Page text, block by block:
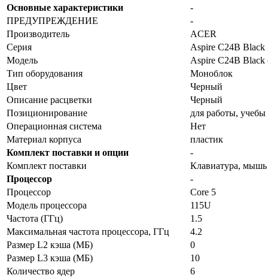
Основные характеристики
-
ПРЕДУПРЕЖДЕНИЕ
-
Производитель
ACER
Серия
Aspire C24B Black
Модель
Aspire C24B
Тип оборудования
Моноблок
Цвет
Черный
Описание расцветки
Черный
Позиционирование
для работы, учебы
Операционная система
Нет
Материал корпуса
пластик
Комплект поставки и опции
-
Комплект поставки
Клавиатура, мышь
Процессор
-
Процессор
Core 5
Модель процессора
115U
Частота (ГГц)
1.5
Максимальная частота процессора, ГГц
4.2
Размер L2 кэша (МБ)
0
Размер L3 кэша (МБ)
10
Количество ядер
6